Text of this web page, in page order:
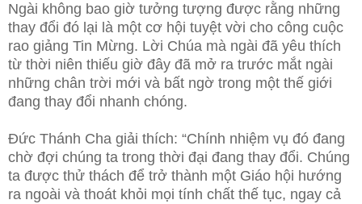
Ngài không bao giờ tưởng tượng được rằng những
thay đổi đó lại là một cơ hội tuyệt vời cho công cuộc
rao giảng Tin Mừng. Lời Chúa mà ngài đã yêu thích
từ thời niên thiếu giờ đây đã mở ra trước mắt ngài
những chân trời mới và bất ngờ trong một thế giới
đang thay đổi nhanh chóng.
Đức Thánh Cha giải thích: “Chính nhiệm vụ đó đang
chờ đợi chúng ta trong thời đại đang thay đổi. Chúng
ta được thử thách để trở thành một Giáo hội hướng
ra ngoài và thoát khỏi mọi tính chất thế tục, ngay cả